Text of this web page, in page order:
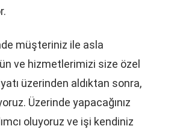
müşteriniz ile asla
ve hizmetlerimizi size özel
üzerinden aldıktan sonra,
Üzerinde yapacağınız
oluyoruz ve işi kendiniz